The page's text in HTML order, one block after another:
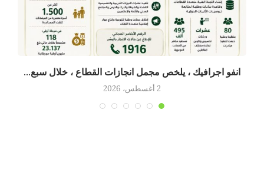
انفو اجرافيك ، يلخص مجمل انجازات القطاع ، خلال سبع...
2 أغسطس، 2026